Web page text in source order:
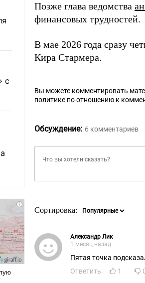
с
Позже глава ведомства
финансовых трудностей.
В мае 2026 года сразу
Кира Стармера.
Вы можете комментировать
политике по отношению к
Обсуждение: 6 комментариев
Сортировка:
Александр Лик
1 месяц назад
Пятая точка
Ответить
1